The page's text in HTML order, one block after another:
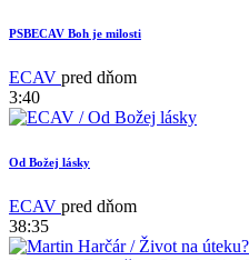
PSBECAV Boh je milosti
ECAV pred dňom
3:40
Od Božej lásky
ECAV pred dňom
38:35